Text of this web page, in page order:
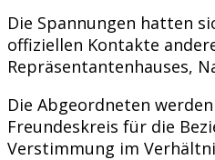
Die Spannungen hatten
offiziellen Kontakte
Repräsentantenhauses,
Die Abgeordneten
Freundeskreis für die
Verstimmung im